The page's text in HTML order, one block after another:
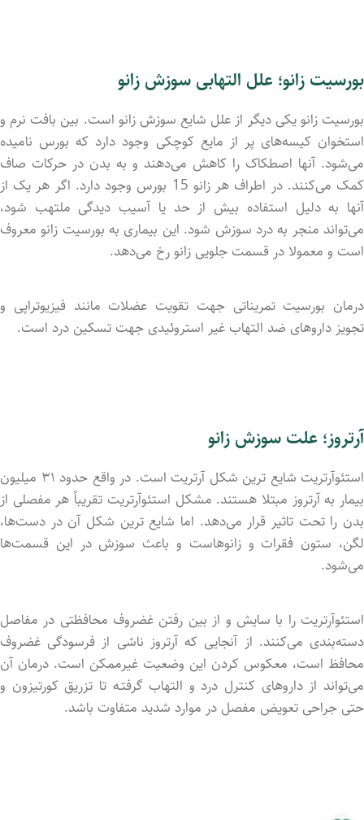
بورسیت زانو؛ علل التهابی سوزش زانو
بورسیت زانو یکی دیگر از علل شایع سوزش زانو است. بین بافت نرم و
استخوان کیسه‌های پر از مایع کوچکی وجود دارد که بورس نامید‌ه
می‌شود. آنها اصطکاک را کاهش می‌دهند و به بدن در حرکات صاف
کمک می‌کنند. در اطراف هر زانو 15 بورس وجود دارد. اگر هر یک از
آنها به دلیل استفاده بیش از حد یا آسیب دیدگی ملتهب شود،
می‌تواند منجر به درد سوزش شود. این بیماری به بورسیت زانو معروف
است و معمولا در قسمت جلویی زانو رخ می‌دهد.
درمان بورسیت تمریناتی جهت تقویت عضلات مانند فیزیوتراپی و
تجویز داروهای ضد التهاب غیر استروئیدی جهت تسکین درد است.
آرتروز؛ علت سوزش زانو
استئوآرتریت شایع ترین شکل آرتریت است. در واقع حدود ۳۱ میلیون
بیمار به آرتروز مبتلا هستند. مشکل استئوآرتریت تقریباً هر مفصلی از
بدن را تحت تاثیر قرار می‌دهد. اما شایع ترین شکل آن در دست‌ها،
لگن، ستون فقرات و زانو‌هاست و باعث سوزش در این قسمت‌ها
می‌شود.
استئوآرتریت را با سایش و از بین رفتن غضروف محافظتی در مفاصل
دسته‌بندی می‌کنند. از آنجایی که آرتروز ناشی از فرسودگی غضروف
محافظ است، معکوس کردن این وضعیت غیرممکن است. درمان آن
می‌تواند از داروهای کنترل درد و التهاب گرفتـه تا تزریق کورتیزون و
حتی جراحی تعویض مفصل در موارد شدید متفاوت باشد.